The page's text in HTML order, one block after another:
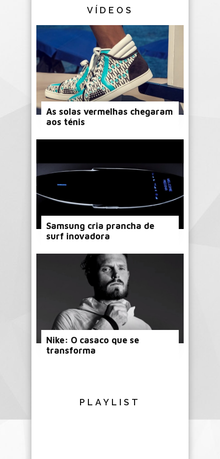
VÍDEOS
As solas vermelhas chegaram
aos ténis
Samsung cria prancha de
surf inovadora
Nike: O casaco que se
transforma
PLAYLIST